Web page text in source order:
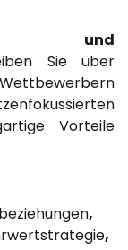
und
Sie über
Vorteile
,
,